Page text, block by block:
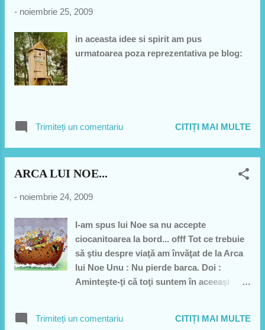
- noiembrie 25, 2009
in aceasta idee si spirit am pus
urmatoarea poza reprezentativa pe blog:
Trimiteți un comentariu CITIȚI MAI MULTE
ARCA LUI NOE...
- noiembrie 24, 2009
I-am spus lui Noe sa nu accepte
ciocanitoarea la bord... offf Tot ce trebuie
sǎ ştiu despre viaţǎ am învǎţat de la Arca
lui Noe Unu : Nu pierde barca. Doi :
Aminteşte-ţi cǎ toţi suntem în aceeaşi
Fii pregǎtit. Când vei avea 600 de ani , e
Trimiteți un comentariu CITIȚI MAI MULTE